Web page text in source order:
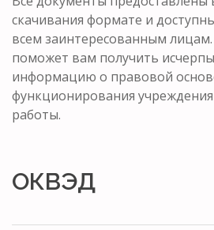
скачивания формате и
всем заинтересованным
поможет вам получить
информацию о правовой
функционирования учреждения
работы.
ОКВЭД